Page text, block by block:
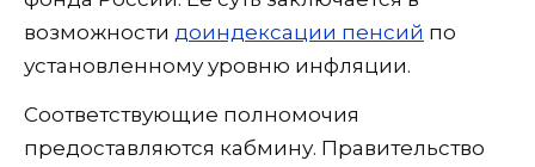
возможности доиндексации пенсий по
установленному уровню инфляции.
Соответствующие полномочия
предоставляются кабмину. Правительство